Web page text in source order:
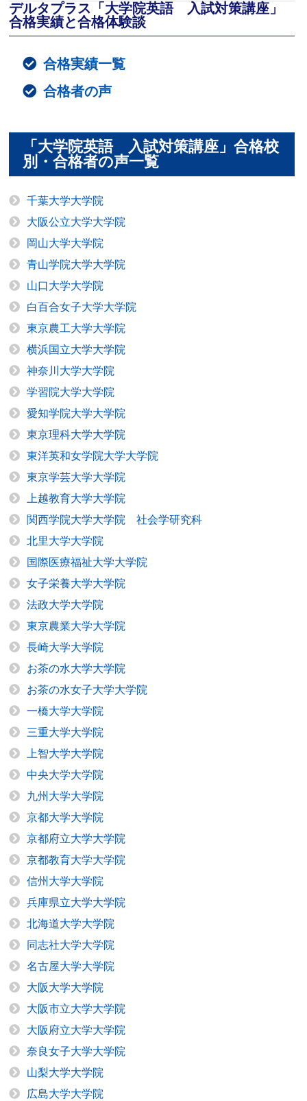
デルタプラス「大学院英語 入試対策講座」
合格実績と合格体験談
合格実績一覧
合格者の声
「大学院英語 入試対策講座」合格校
別・合格者の声一覧
千葉大学大学院
大阪公立大学大学院
岡山大学大学院
青山学院大学大学院
山口大学大学院
白百合女子大学大学院
東京農工大学大学院
横浜国立大学大学院
神奈川大学大学院
学習院大学大学院
愛知学院大学大学院
東京理科大学大学院
東洋英和女学院大学大学院
東京学芸大学大学院
上越教育大学大学院
関西学院大学大学院 社会学研究科
北里大学大学院
国際医療福祉大学大学院
女子栄養大学大学院
法政大学大学院
東京農業大学大学院
長崎大学大学院
お茶の水大学大学院
お茶の水女子大学大学院
一橋大学大学院
三重大学大学院
上智大学大学院
中央大学大学院
九州大学大学院
京都大学大学院
京都府立大学大学院
京都教育大学大学院
信州大学大学院
兵庫県立大学大学院
北海道大学大学院
同志社大学大学院
名古屋大学大学院
大阪大学大学院
大阪市立大学大学院
大阪府立大学大学院
奈良女子大学大学院
山梨大学大学院
広島大学大学院